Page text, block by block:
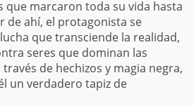
que marcaron toda su vida hasta
de ahí, el protagonista se
que transciende la realidad,
seres que dominan las
de hechizos y magia negra,
un verdadero tapiz de